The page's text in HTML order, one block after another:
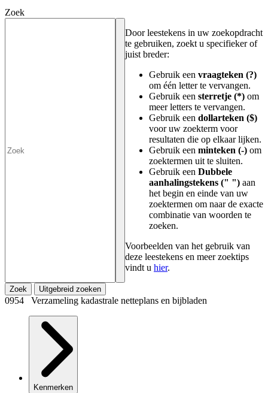
Zoek
Door leestekens in uw zoekopdracht
te gebruiken, zoekt u specifieker of
juist breder:
Gebruik een vraagteken (?)
om één letter te vervangen.
Gebruik een sterretje (*) om
meer letters te vervangen.
Gebruik een dollarteken ($)
voor uw zoekterm voor
resultaten die op elkaar lijken.
Gebruik een minteken (-) om
zoektermen uit te sluiten.
Gebruik een Dubbele
aanhalingstekens (" ") aan
het begin en einde van uw
zoektermen om naar de exacte
combinatie van woorden te
zoeken.
Voorbeelden van het gebruik van
deze leestekens en meer zoektips
vindt u hier.
Zoek Uitgebreid zoeken
0954 Verzameling kadastrale netteplans en bijbladen
Kenmerken